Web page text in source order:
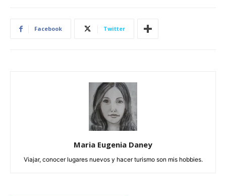
Facebook Twitter
Maria Eugenia Daney
Viajar, conocer lugares nuevos y hacer turismo son mis hobbies.